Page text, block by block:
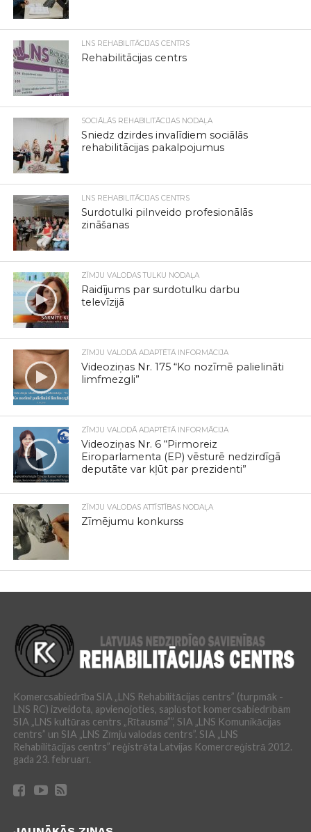
LNS REHABILITĀCIJAS CENTRS
Rehabilitācijas centrs
SOCIĀLĀS REHABILITĀCIJAS NODAĻA
Sniedz dzirdes invalīdiem sociālās
rehabilitācijas pakalpojumus
LNS REHABILITĀCIJAS CENTRS
Surdotulki pilnveido profesionālās
zināšanas
ZĪMJU VALODAS TULKU NODAĻA
Raidījums par surdotulku darbu
televīzijā
ZĪMJU VALODĀ ADAPTĒTĀ INFORMĀCIJA
Videoziņas Nr. 175 “Ko nozīmē palielināti
limfmezgli”
ZĪMJU VALODĀ ADAPTĒTĀ INFORMĀCIJA
Videoziņas Nr. 6 “Pirmoreiz
Eiroparlamenta (EP) vēsturē nedzirdīgā
deputāte var kļūt par prezidenti”
ZĪMJU VALODAS ATTĪSTĪBAS NODAĻA
Zīmējumu konkurss
Komercsabiedrība SIA „LNS Rehabilitācijas centrs” (turpmāk -
LNS RC) izveidota, apvienojoties, saplūstot komercsabiedrībām
SIA „LNS kultūras centrs „Rītausma””, SIA „LNS Komunikācijas
centrs” un SIA „LNS Zīmju valodas centrs”. SIA „LNS
Rehabilitācijas centrs” reģistrēta Latvijas Komercreģistrā 2012.
gada 23. februārī.